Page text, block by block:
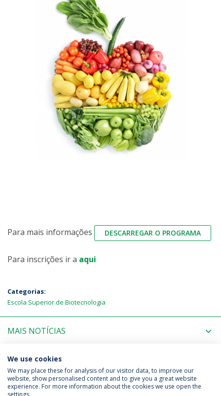
Para mais informações DESCARREGAR O PROGRAMA
Para inscrições ir a aqui
Categorias:
Escola Superior de Biotecnologia
MAIS NOTÍCIAS
PRÓXIMOS EVENTOS
Política de Privacidade
Termos & Condições
We use cookies
We may place these for analysis of our visitor data, to improve our
website, show personalised content and to give you a great website
experience. For more information about the cookies we use open the
settings.